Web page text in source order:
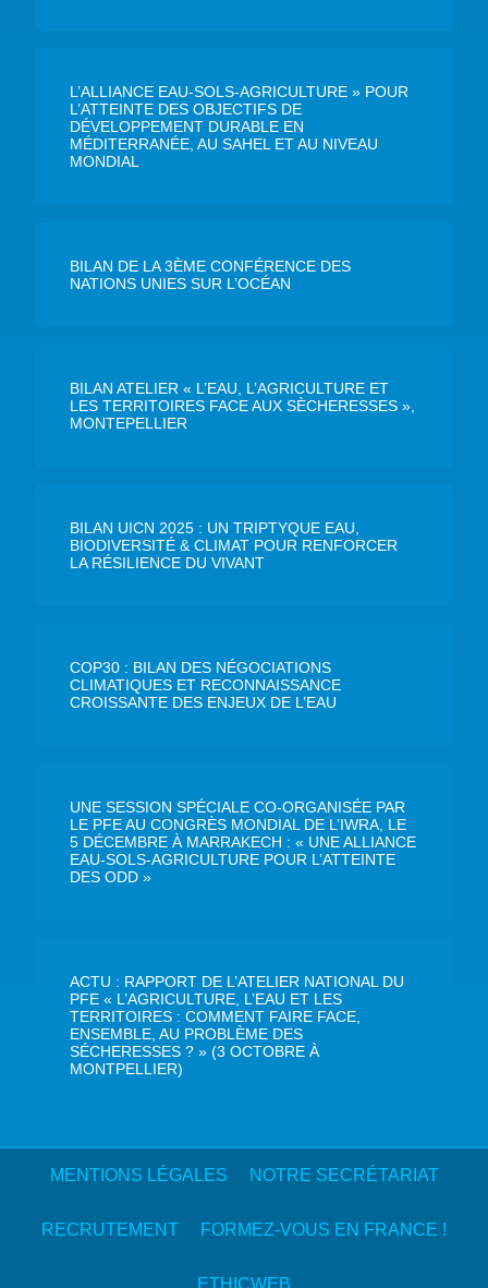
L’ALLIANCE EAU-SOLS-AGRICULTURE » POUR
L’ATTEINTE DES OBJECTIFS DE
DÉVELOPPEMENT DURABLE EN
MÉDITERRANÉE, AU SAHEL ET AU NIVEAU
MONDIAL
BILAN DE LA 3ÈME CONFÉRENCE DES
NATIONS UNIES SUR L’OCÉAN
BILAN ATELIER « L’EAU, L’AGRICULTURE ET
LES TERRITOIRES FACE AUX SÈCHERESSES »,
MONTEPELLIER
BILAN UICN 2025 : UN TRIPTYQUE EAU,
BIODIVERSITÉ & CLIMAT POUR RENFORCER
LA RÉSILIENCE DU VIVANT
COP30 : BILAN DES NÉGOCIATIONS
CLIMATIQUES ET RECONNAISSANCE
CROISSANTE DES ENJEUX DE L’EAU
UNE SESSION SPÉCIALE CO-ORGANISÉE PAR
LE PFE AU CONGRÈS MONDIAL DE L’IWRA, LE
5 DÉCEMBRE À MARRAKECH : « UNE ALLIANCE
EAU-SOLS-AGRICULTURE POUR L’ATTEINTE
DES ODD »
ACTU : RAPPORT DE L’ATELIER NATIONAL DU
PFE « L’AGRICULTURE, L’EAU ET LES
TERRITOIRES : COMMENT FAIRE FACE,
ENSEMBLE, AU PROBLÈME DES
SÉCHERESSES ? » (3 OCTOBRE À
MONTPELLIER)
MENTIONS LÉGALES NOTRE SECRÉTARIAT
RECRUTEMENT FORMEZ-VOUS EN FRANCE !